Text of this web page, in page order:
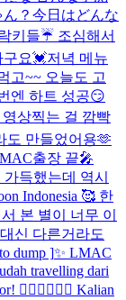
？今日はどんな
키들☔️ 조심해서
구요💓저녁 메뉴
고~~ 오늘도 고
엔 하트 성공😏
상찍는 걸 깜빡
도 만들었어용🫶
출장 끝🎤
득했는데 역시
Indonesia 🥰 한
본 별이 너무 이
신 다른거라도
dump ]✨ LMAC
travelling dari
❤️‍🔥❤️‍🔥❤️‍🔥 Kalian